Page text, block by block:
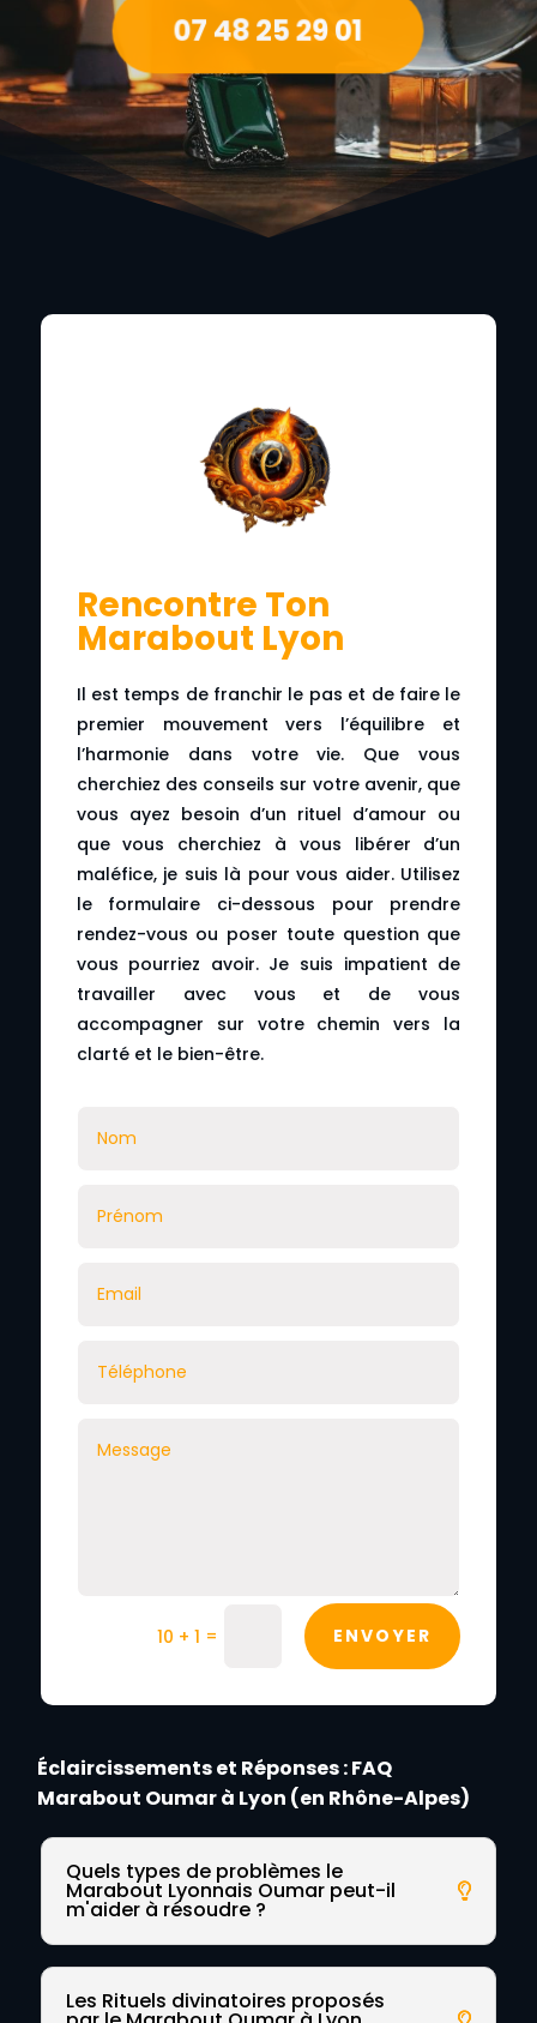
07 48 25 29 01
Rencontre Ton
Marabout Lyon
Il est temps de franchir le pas et de faire le
premier mouvement vers l’équilibre et
l’harmonie dans votre vie. Que vous
cherchiez des conseils sur votre avenir, que
vous ayez besoin d’un rituel d’amour ou
que vous cherchiez à vous libérer d’un
maléfice, je suis là pour vous aider. Utilisez
le formulaire ci-dessous pour prendre
rendez-vous ou poser toute question que
vous pourriez avoir. Je suis impatient de
travailler avec vous et de vous
accompagner sur votre chemin vers la
clarté et le bien-être.
10 + 1 = ENVOYER
Éclaircissements et Réponses : FAQ
Marabout Oumar à Lyon (en Rhône-Alpes)
Quels types de problèmes le
Marabout Lyonnais Oumar peut-il
m'aider à résoudre ?
Les Rituels divinatoires proposés